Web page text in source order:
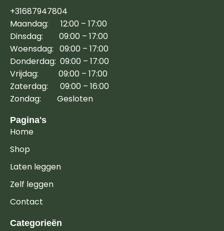
+31687947804
Maandag: 12:00 – 17:00
Dinsdag: 09:00 – 17:00
Woensdag: 09:00 – 17:00
Donderdag: 09:00 – 17:00
Vrijdag: 09:00 – 17:00
Zaterdag: 09:00 – 16:00
Zondag: Gesloten
Pagina's
Home
Shop
Laten leggen
Zelf leggen
Contact
Categorieën